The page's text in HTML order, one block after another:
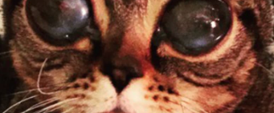
Záhady a
konspirace
UFO A
MIMOZEMŠŤANÉ
FILMY
REALITA
HORORY